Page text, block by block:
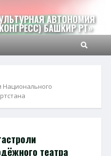
АВТОНОМИЯ
БАШКИР РТ»
Национального
театра